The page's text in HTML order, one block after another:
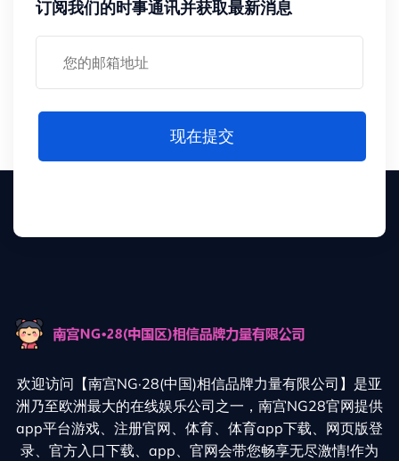
订阅我们的时事通讯并获取最新消息
现在提交
欢迎访问【南宫NG·28(中国)相信品牌力量有限公司】是亚
洲乃至欧洲最大的在线娱乐公司之一，南宫NG28官网提供
app平台游戏、注册官网、体育、体育app下载、网页版登
录、官方入口下载、app、官网会带您畅享无尽激情!作为